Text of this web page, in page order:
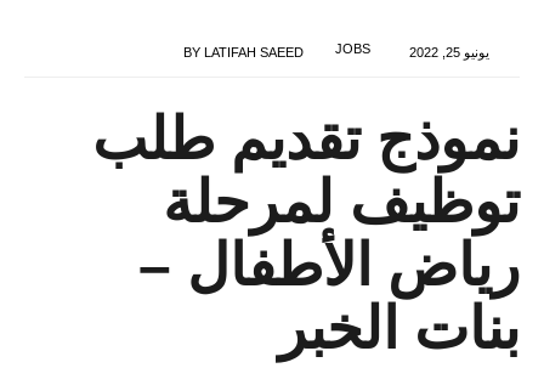
يونيو 25, 2022 JOBS
BYLATIFAH SAEED
نموذج تقديم طلب
توظيف لمرحلة
رياض الأطفال –
بنات الخبر